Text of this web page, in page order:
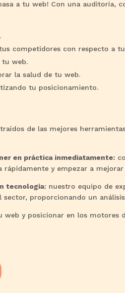
a tu web! Con una auditoría,
competidores con respecto a
tu web.
la salud de tu web.
tu posicionamiento.
de las mejores
en práctica inmediatamente:
rápidamente y empezar a
tecnología: nuestro equipo de
proporcionando un
web y posicionar en los motores